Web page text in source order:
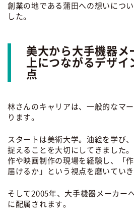
創業の地である蒲田への想いにつ
した。
美大から大手機器メ
上につながるデザ
点
林さんのキャリアは、一般的なマ
ります。
スタートは美術大学。油絵を学び
捉えることを大切にしてきました
作や映画制作の現場を経験し、「
届けるか」という視点を磨いていき
そして2005年、大手機器メーカー
に配属されます。